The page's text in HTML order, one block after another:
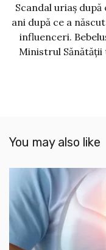
Scandal uriaş
ani după ce a
influenceri.
Ministrul
You may also like